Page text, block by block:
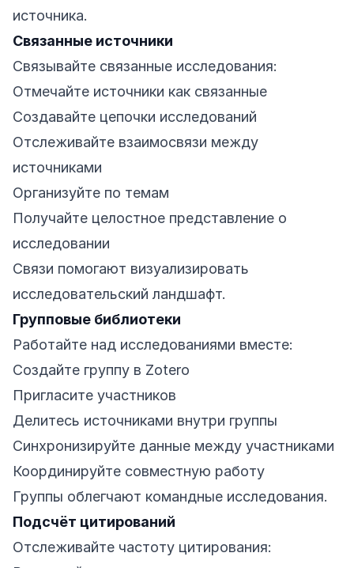
источника.
Связанные источники
Связывайте связанные исследования:
Отмечайте источники как связанные
Создавайте цепочки исследований
Отслеживайте взаимосвязи между
источниками
Организуйте по темам
Получайте целостное представление о
исследовании
Связи помогают визуализировать
исследовательский ландшафт.
Групповые библиотеки
Работайте над исследованиями вместе:
Создайте группу в Zotero
Пригласите участников
Делитесь источниками внутри группы
Синхронизируйте данные между участниками
Координируйте совместную работу
Группы облегчают командные исследования.
Подсчёт цитирований
Отслеживайте частоту цитирования: